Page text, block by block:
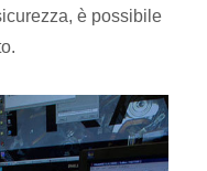
è possibile